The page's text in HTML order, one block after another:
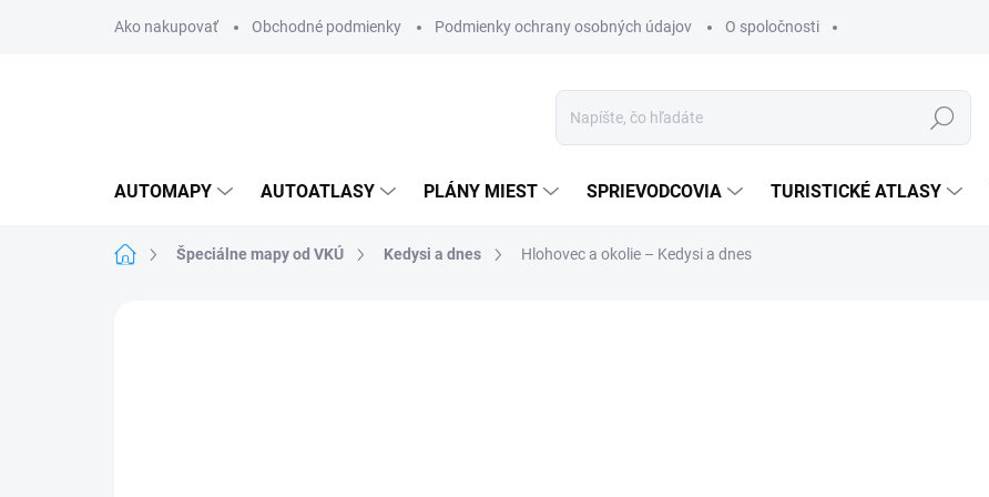
Ako nakupovať Obchodné podmienky Podmienky ochrany osobných údajov O spoločnosti
Hľadať
AUTOMAPY AUTOATLASY PLÁNY MIEST SPRIEVODCOVIA TURISTICKÉ ATLASY
DomovŠpeciálne mapy od VKÚ Kedysi a dnes Hlohovec a okolie – Kedysi a dnes